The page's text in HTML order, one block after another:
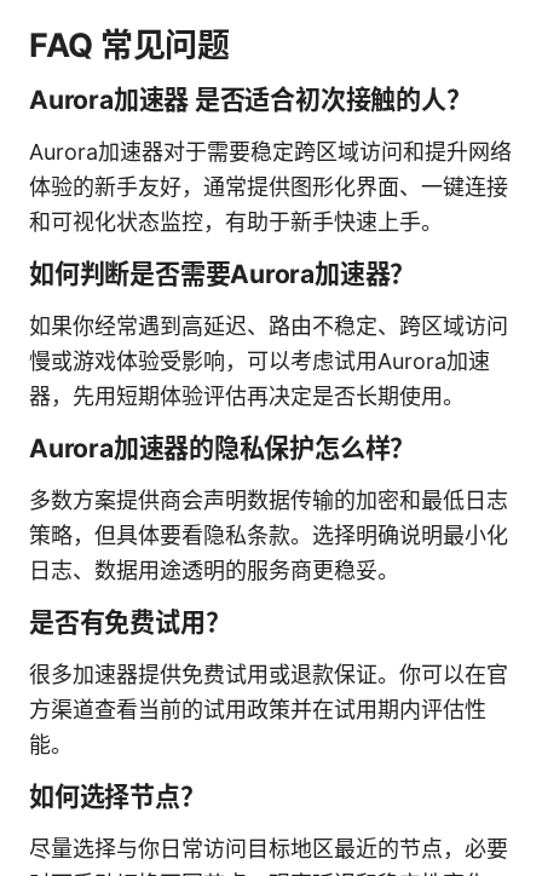
FAQ 常见问题
Aurora加速器 是否适合初次接触的人？
Aurora加速器对于需要稳定跨区域访问和提升网络
体验的新手友好，通常提供图形化界面、一键连接
和可视化状态监控，有助于新手快速上手。
如何判断是否需要Aurora加速器？
如果你经常遇到高延迟、路由不稳定、跨区域访问
慢或游戏体验受影响，可以考虑试用Aurora加速
器，先用短期体验评估再决定是否长期使用。
Aurora加速器的隐私保护怎么样？
多数方案提供商会声明数据传输的加密和最低日志
策略，但具体要看隐私条款。选择明确说明最小化
日志、数据用途透明的服务商更稳妥。
是否有免费试用？
很多加速器提供免费试用或退款保证。你可以在官
方渠道查看当前的试用政策并在试用期内评估性
能。
如何选择节点？
尽量选择与你日常访问目标地区最近的节点，必要